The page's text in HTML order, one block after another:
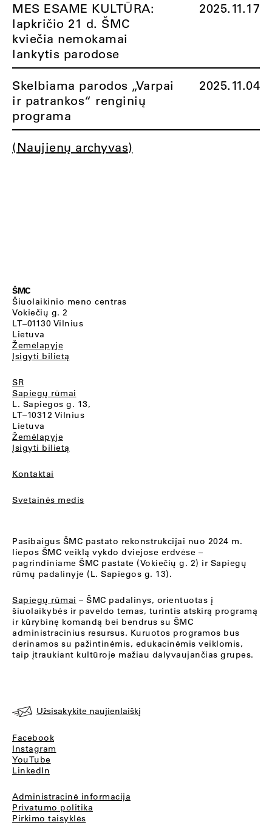
MES ESAME KULTŪRA:
lapkričio 21 d. ŠMC
kviečia nemokamai
lankytis parodose
2025.11.17
Skelbiama parodos „Varpai
ir patrankos“ renginių
programa
2025.11.04
(Naujienų archyvas)
ŠMC
Šiuolaikinio meno centras
Vokiečių g. 2
LT–01130 Vilnius
Lietuva
Žemėlapyje
Įsigyti bilietą
SR
Sapiegų rūmai
L. Sapiegos g. 13,
LT–10312 Vilnius
Lietuva
Žemėlapyje
Įsigyti bilietą
Kontaktai
Svetainės medis
Pasibaigus ŠMC pastato rekonstrukcijai nuo 2024 m.
liepos ŠMC veiklą vykdo dviejose erdvėse –
pagrindiniame ŠMC pastate (Vokiečių g. 2) ir Sapiegų
rūmų padalinyje (L. Sapiegos g. 13).
Sapiegų rūmai – ŠMC padalinys, orientuotas į
šiuolaikybės ir paveldo temas, turintis atskirą programą
ir kūrybinę komandą bei bendrus su ŠMC
administracinius resursus. Kuruotos programos bus
derinamos su pažintinėmis, edukacinėmis veiklomis,
taip įtraukiant kultūroje mažiau dalyvaujančias grupes.
Užsisakykite naujienlaiškį
Facebook
Instagram
YouTube
LinkedIn
Administracinė informacija
Privatumo politika
Pirkimo taisyklės